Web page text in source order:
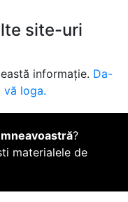
site-uri
informație. Da-
loga.
?
materialele de